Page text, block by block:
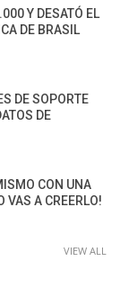
Y DESATÓ EL
DE BRASIL
DE SOPORTE
DE
CON UNA
VAS A CREERLO!
VIEW ALL